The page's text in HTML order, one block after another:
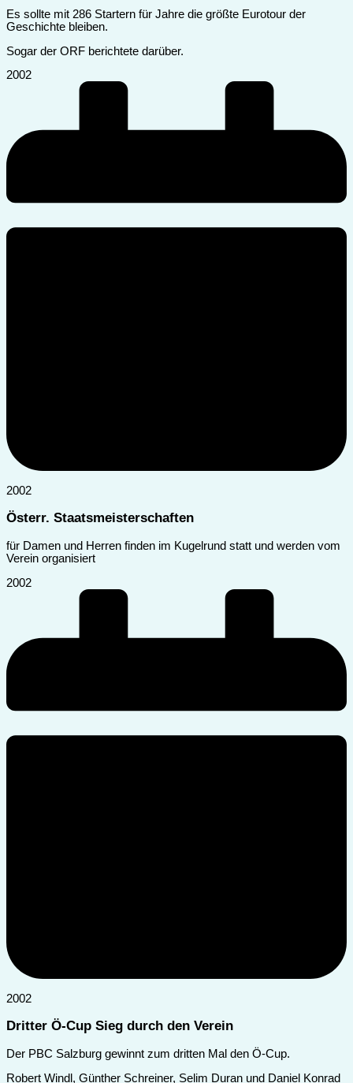
Es sollte mit 286 Startern für Jahre die größte Eurotour der
Geschichte bleiben.
Sogar der ORF berichtete darüber.
2002
2002
Österr. Staatsmeisterschaften
für Damen und Herren finden im Kugelrund statt und werden vom
Verein organisiert
2002
2002
Dritter Ö-Cup Sieg durch den Verein
Der PBC Salzburg gewinnt zum dritten Mal den Ö-Cup.
Robert Windl, Günther Schreiner, Selim Duran und Daniel Konrad